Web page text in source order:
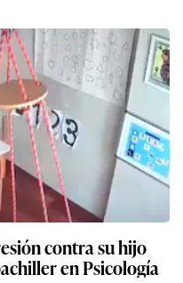
contra su hijo
en Psicología